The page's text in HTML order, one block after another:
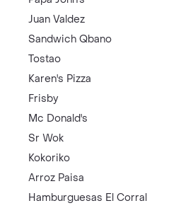
Juan Valdez
Sandwich Qbano
Tostao
Karen's Pizza
Frisby
Mc Donald's
Sr Wok
Kokoriko
Arroz Paisa
Hamburguesas El Corral